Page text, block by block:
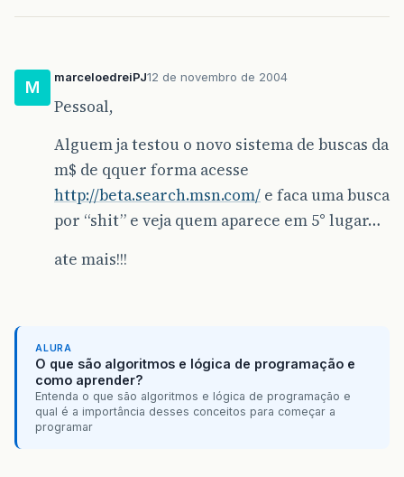
M
marceloedreiPJ12 de novembro de 2004
Pessoal,
Alguem ja testou o novo sistema de buscas da
m$ de qquer forma acesse
http://beta.search.msn.com/ e faca uma busca
por “shit” e veja quem aparece em 5° lugar…
ate mais!!!
ALURA
O que são algoritmos e lógica de programação e
como aprender?
Entenda o que são algoritmos e lógica de programação e
qual é a importância desses conceitos para começar a
programar